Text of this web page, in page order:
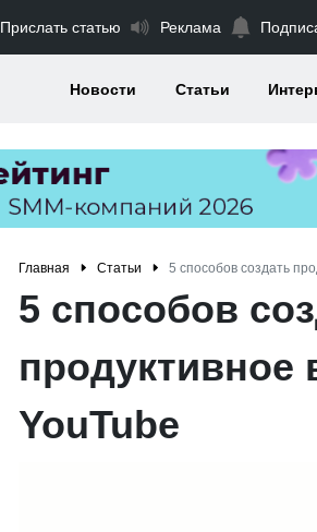
Прислать статью Реклама
Новости Статьи
Главная Статьи 5 способов создать
5 способов
продуктивное
YouTube